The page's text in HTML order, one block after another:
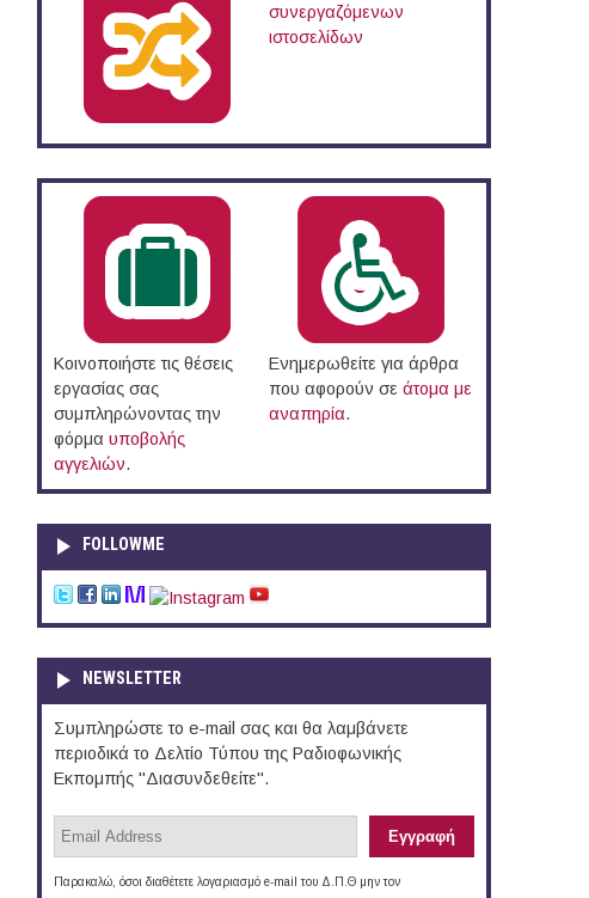
συνεργαζόμενων
ιστοσελίδων
Κοινοποιήστε τις θέσεις
εργασίας σας
συμπληρώνοντας την
φόρμα υποβολής
αγγελιών.
Ενημερωθείτε για άρθρα
που αφορούν σε άτομα με
αναπηρία.
FOLLOWME
NEWSLETTER
Συμπληρώστε το e-mail σας και θα λαμβάνετε
περιοδικά το Δελτίο Τύπου της Ραδιοφωνικής
Εκπομπής "Διασυνδεθείτε".
Παρακαλώ, όσοι διαθέτετε λογαριασμό e-mail του Δ.Π.Θ μην τον